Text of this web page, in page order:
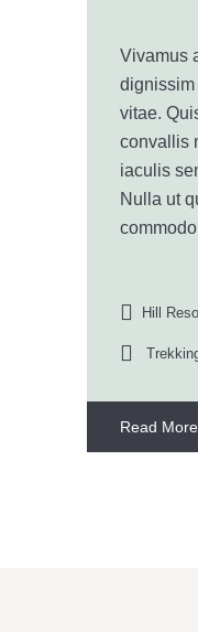
Vivamus
dignissim
vitae.
convallis
iaculis
Nulla ut
Hill
Read More